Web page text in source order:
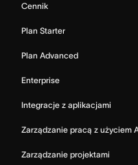
Cennik
Plan Starter
Plan Advanced
Enterprise
Integracje z aplikacjami
Zarządzanie pracą z użyciem
Zarządzanie projektami